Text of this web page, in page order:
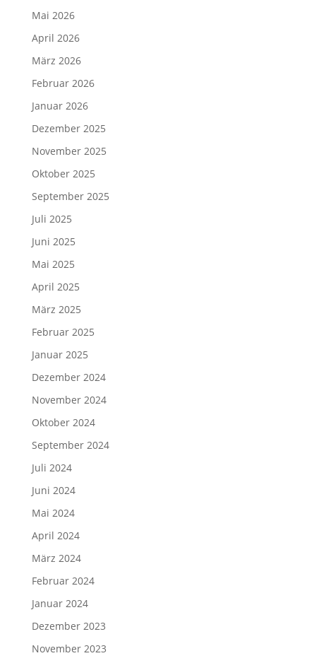
Mai 2026
April 2026
März 2026
Februar 2026
Januar 2026
Dezember 2025
November 2025
Oktober 2025
September 2025
Juli 2025
Juni 2025
Mai 2025
April 2025
März 2025
Februar 2025
Januar 2025
Dezember 2024
November 2024
Oktober 2024
September 2024
Juli 2024
Juni 2024
Mai 2024
April 2024
März 2024
Februar 2024
Januar 2024
Dezember 2023
November 2023